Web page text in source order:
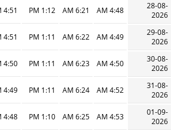
28-08-
2026
4:48 AM
6:21 AM
1:12 PM
4:51 PM
29-08-
2026
4:49 AM
6:22 AM
1:11 PM
4:51 PM
30-08-
2026
4:50 AM
6:23 AM
1:11 PM
4:50 PM
31-08-
2026
4:52 AM
6:24 AM
1:11 PM
4:49 PM
01-09-
2026
4:53 AM
6:25 AM
1:10 PM
4:48 PM